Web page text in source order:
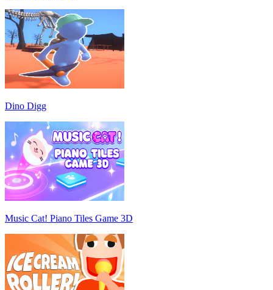
Dino Digg
Music Cat! Piano Tiles Game 3D